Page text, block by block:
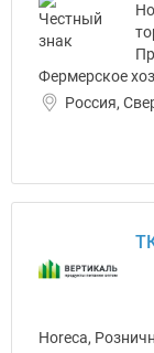
Фермерское
Россия,
Horeca,